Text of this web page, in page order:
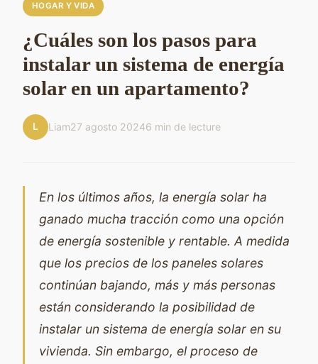
HOGAR Y VIDA
¿Cuáles son los pasos para
instalar un sistema de energía
solar en un apartamento?
L Liam27 agosto 20246 min de lecture
En los últimos años, la energía solar ha
ganado mucha tracción como una opción
de energía sostenible y rentable. A medida
que los precios de los paneles solares
continúan bajando, más y más personas
están considerando la posibilidad de
instalar un sistema de energía solar en su
vivienda. Sin embargo, el proceso de